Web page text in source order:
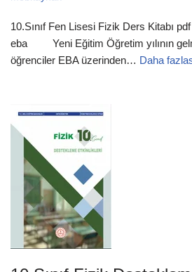
10.Sınıf Fen Lisesi Fizik Ders Kitabı
eba Yeni Eğitim Öğretim yılının
öğrenciler EBA üzerinden… Daha